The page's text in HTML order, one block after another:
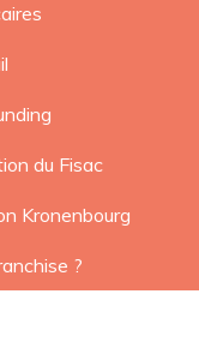
du Fisac
Kronenbourg
?